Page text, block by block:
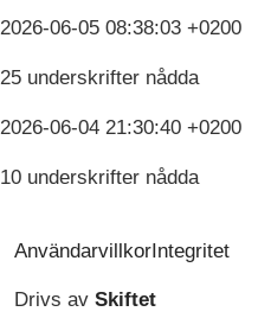
2026-06-05 08:38:03 +0200
25 underskrifter nådda
2026-06-04 21:30:40 +0200
10 underskrifter nådda
AnvändarvillkorIntegritet
Drivs av Skiftet